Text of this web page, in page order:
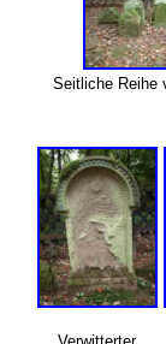
Seitliche Reihe